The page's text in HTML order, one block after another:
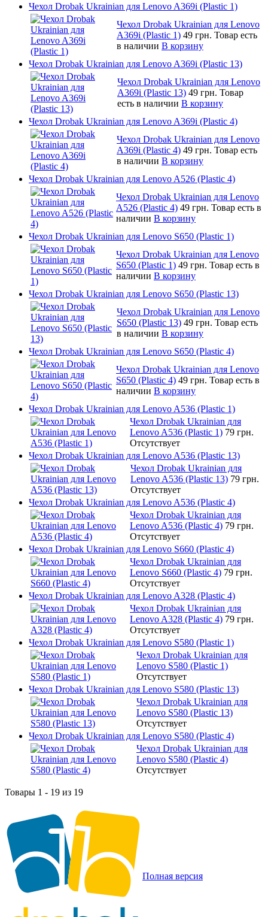
Чехол Drobak Ukrainian для Lenovo A369i (Plastic 1)
Чехол Drobak Ukrainian для Lenovo
A369i (Plastic 1) 49 грн. Товар есть
в наличии В корзину
Чехол Drobak Ukrainian для Lenovo A369i (Plastic 13)
Чехол Drobak Ukrainian для Lenovo
A369i (Plastic 13) 49 грн. Товар
есть в наличии В корзину
Чехол Drobak Ukrainian для Lenovo A369i (Plastic 4)
Чехол Drobak Ukrainian для Lenovo
A369i (Plastic 4) 49 грн. Товар есть
в наличии В корзину
Чехол Drobak Ukrainian для Lenovo A526 (Plastic 4)
Чехол Drobak Ukrainian для Lenovo
A526 (Plastic 4) 49 грн. Товар есть в
наличии В корзину
Чехол Drobak Ukrainian для Lenovo S650 (Plastic 1)
Чехол Drobak Ukrainian для Lenovo
S650 (Plastic 1) 49 грн. Товар есть в
наличии В корзину
Чехол Drobak Ukrainian для Lenovo S650 (Plastic 13)
Чехол Drobak Ukrainian для Lenovo
S650 (Plastic 13) 49 грн. Товар есть
в наличии В корзину
Чехол Drobak Ukrainian для Lenovo S650 (Plastic 4)
Чехол Drobak Ukrainian для Lenovo
S650 (Plastic 4) 49 грн. Товар есть в
наличии В корзину
Чехол Drobak Ukrainian для Lenovo A536 (Plastic 1)
Чехол Drobak Ukrainian для
Lenovo A536 (Plastic 1) 79 грн.
Отсутствует
Чехол Drobak Ukrainian для Lenovo A536 (Plastic 13)
Чехол Drobak Ukrainian для
Lenovo A536 (Plastic 13) 79 грн.
Отсутствует
Чехол Drobak Ukrainian для Lenovo A536 (Plastic 4)
Чехол Drobak Ukrainian для
Lenovo A536 (Plastic 4) 79 грн.
Отсутствует
Чехол Drobak Ukrainian для Lenovo S660 (Plastic 4)
Чехол Drobak Ukrainian для
Lenovo S660 (Plastic 4) 79 грн.
Отсутствует
Чехол Drobak Ukrainian для Lenovo A328 (Plastic 4)
Чехол Drobak Ukrainian для
Lenovo A328 (Plastic 4) 79 грн.
Отсутствует
Чехол Drobak Ukrainian для Lenovo S580 (Plastic 1)
Чехол Drobak Ukrainian для
Lenovo S580 (Plastic 1)
Отсутствует
Чехол Drobak Ukrainian для Lenovo S580 (Plastic 13)
Чехол Drobak Ukrainian для
Lenovo S580 (Plastic 13)
Отсутствует
Чехол Drobak Ukrainian для Lenovo S580 (Plastic 4)
Чехол Drobak Ukrainian для
Lenovo S580 (Plastic 4)
Отсутствует
Товары 1 - 19 из 19
Полная версия